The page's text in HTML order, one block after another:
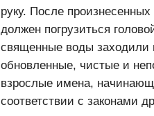
совершался следующим
руку. После
должен погрузиться
священные воды
обновленные, чистые и
взрослые имена,